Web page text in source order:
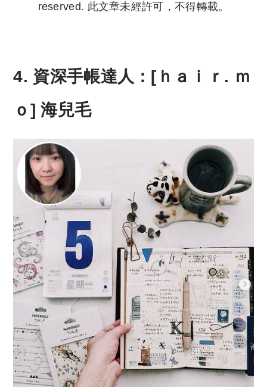
reserved. 此文章未經許可，不得轉載。
4. 資深手帳達人：[ｈａｉｒ. ｍ
ｏ] 海兒毛